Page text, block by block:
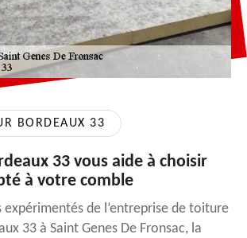
BORDEAUX 33
33 vous aide à choisir
à votre comble
expérimentés de l’entreprise de toiture
33 à Saint Genes De Fronsac, la